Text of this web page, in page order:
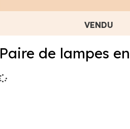
Paire de lampes